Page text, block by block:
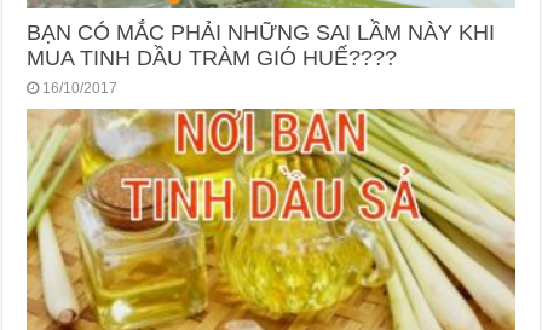
BẠN CÓ MẮC PHẢI NHỮNG SAI LẦM NÀY KHI
MUA TINH DẦU TRÀM GIÓ HUẾ????
16/10/2017